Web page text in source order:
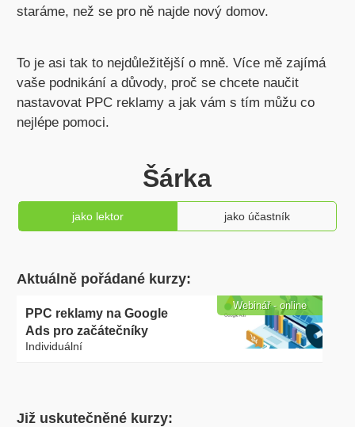
staráme, než se pro ně najde nový domov.
To je asi tak to nejdůležitější o mně. Více mě zajímá
vaše podnikání a důvody, proč se chcete naučit
nastavovat PPC reklamy a jak vám s tím můžu co
nejlépe pomoci.
Šárka
jako lektor jako účastník
Aktuálně pořádané kurzy:
PPC reklamy na Google
Ads pro začátečníky
Individuální
Webinář - online
Již uskutečněné kurzy: